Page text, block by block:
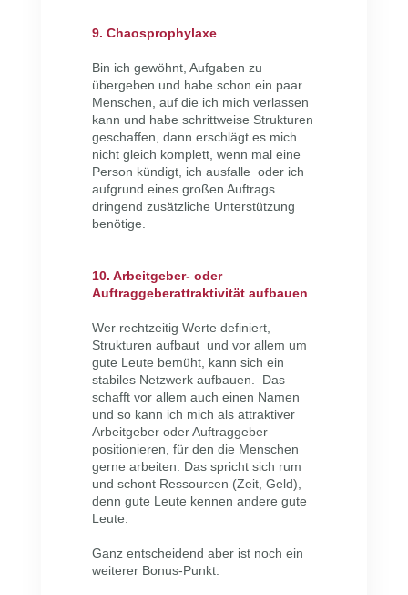
9. Chaosprophylaxe
Bin ich gewöhnt, Aufgaben zu
übergeben und habe schon ein paar
Menschen, auf die ich mich verlassen
kann und habe schrittweise Strukturen
geschaffen, dann erschlägt es mich
nicht gleich komplett, wenn mal eine
Person kündigt, ich ausfalle oder ich
aufgrund eines großen Auftrags
dringend zusätzliche Unterstützung
benötige.
10. Arbeitgeber- oder
Auftraggeberattraktivität aufbauen
Wer rechtzeitig Werte definiert,
Strukturen aufbaut und vor allem um
gute Leute bemüht, kann sich ein
stabiles Netzwerk aufbauen. Das
schafft vor allem auch einen Namen
und so kann ich mich als attraktiver
Arbeitgeber oder Auftraggeber
positionieren, für den die Menschen
gerne arbeiten. Das spricht sich rum
und schont Ressourcen (Zeit, Geld),
denn gute Leute kennen andere gute
Leute.
Ganz entscheidend aber ist noch ein
weiterer Bonus-Punkt: